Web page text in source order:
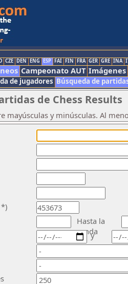
CZE DEN ENG ESP FAI FIN FRA GER GRE INA
Campeonato AUT Imágenes
de jugadores Búsqueda de
de Chess Results
mayúsculas y minúsculas. Al
*)
Hasta la
ronda
y